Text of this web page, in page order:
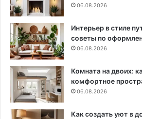
06.08.2026
Интерьер в стиле
советы по
06.08.2026
Комната на двоих:
комфортное
06.08.2026
Как создать уют в